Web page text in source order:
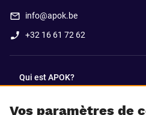
Vos paramètres de
info@apok.be
+32 16 61 72 62
Qui est APOK?